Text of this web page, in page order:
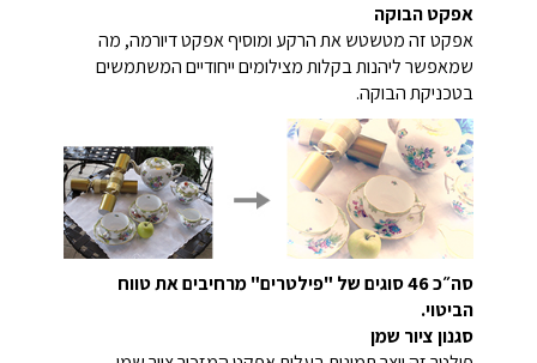
אפקט הבוקה
אפקט זה מטשטש את הרקע ומוסיף אפקט דיורמה, מה
שמאפשר ליהנות בקלות מצילומים ייחודיים המשתמשים
בטכניקת הבוקה.
סה״כ 46 סוגים של "פילטרים" מרחיבים את טווח
הביטוי.
סגנון ציור שמן